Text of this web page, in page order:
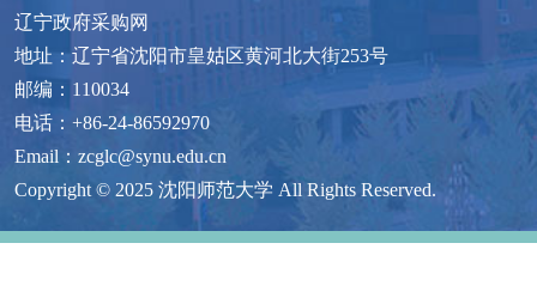
辽宁政府采购网
地址：辽宁省沈阳市皇姑区黄河北大街253号
邮编：110034
电话：+86-24-86592970
Email：zcglc@synu.edu.cn
Copyright © 2025 沈阳师范大学 All Rights Reserved.